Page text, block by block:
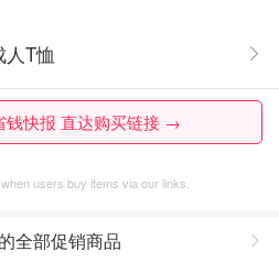
T恤
钱快报 直达购买链接 →
users buy items via our links.
的全部促销商品